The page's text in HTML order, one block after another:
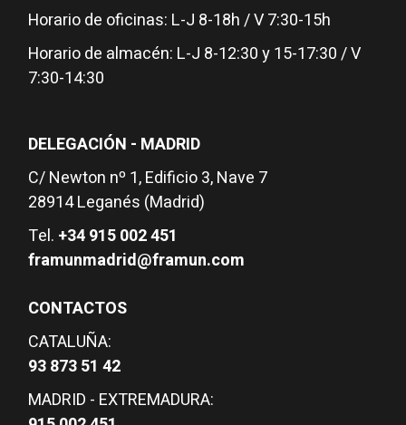
Horario de oficinas: L-J 8-18h / V 7:30-15h
Horario de almacén: L-J 8-12:30 y 15-17:30 / V
7:30-14:30
DELEGACIÓN - MADRID
C/ Newton nº 1, Edificio 3, Nave 7
28914 Leganés (Madrid)
Tel. +34 915 002 451
framunmadrid@framun.com
CONTACTOS
CATALUÑA:
93 873 51 42
MADRID - EXTREMADURA: